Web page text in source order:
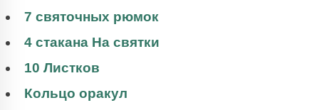
7 святочных рюмок
4 стакана На святки
10 Листков
Кольцо оракул